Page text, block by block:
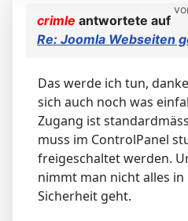
crimle antwortete auf
Re: Joomla Webseiten
Das werde ich tun,
sich auch noch was
Zugang ist
muss im ControlPanel
freigeschaltet werden.
nimmt man nicht alles
Sicherheit geht.